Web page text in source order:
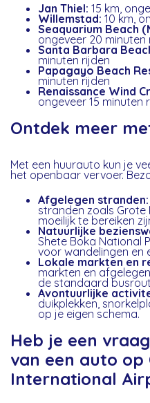
Jan Thiel: 15 km,
Willemstad: 10 km,
Seaquarium Beach
ongeveer 20 minuten
Santa Barbara
minuten rijden
Papagayo Beach
minuten rijden
Renaissance Wind
ongeveer 15 minuten
Ontdek meer
Met een huurauto kun je
het openbaar vervoer.
Afgelegen stranden:
stranden zoals Grote
moeilijk te bereiken
Natuurlijke
Shete Boka National
voor wandelingen en
Lokale markten en
markten en
de standaard
Avontuurlijke
duikplekken,
op je eigen schema.
Heb je een
van een auto op
International